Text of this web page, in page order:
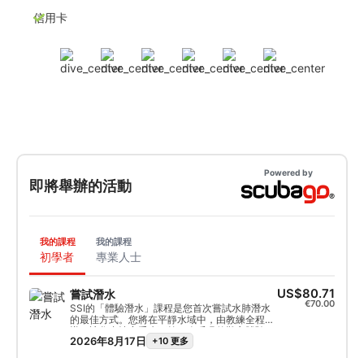
信用卡
即將舉辦的活動
Powered by
我的課程
初學者
我的課程
專業人士
嘗試潛水
SSI的「體驗潛水」課程是您首次嘗試水肺潛水
的最佳方式。您將在平靜水域中，由教練全程指
導，讓您盡情享受水下第一次呼吸的難忘體驗，
感受潛水的魅力。完成這門短期課程後，您將獲
2026年8月17日 +10 更多
US$80.71
€70.00